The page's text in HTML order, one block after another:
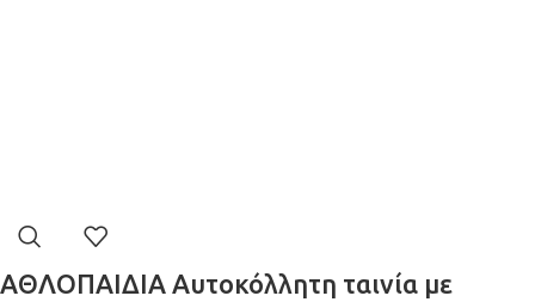
ΑΘΛΟΠΑΙΔΙΑ Αυτοκόλλητη ταινία με